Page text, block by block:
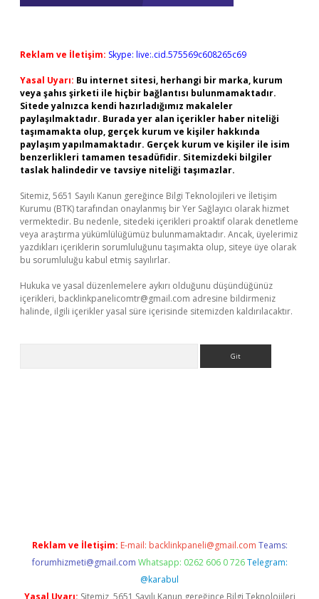
Reklam ve İletişim: Skype: live:.cid.575569c608265c69
Yasal Uyarı: Bu internet sitesi, herhangi bir marka, kurum
veya şahıs şirketi ile hiçbir bağlantısı bulunmamaktadır.
Sitede yalnızca kendi hazırladığımız makaleler
paylaşılmaktadır. Burada yer alan içerikler haber niteliği
taşımamakta olup, gerçek kurum ve kişiler hakkında
paylaşım yapılmamaktadır. Gerçek kurum ve kişiler ile isim
benzerlikleri tamamen tesadüfidir. Sitemizdeki bilgiler
taslak halindedir ve tavsiye niteliği taşımazlar.
Sitemiz, 5651 Sayılı Kanun gereğince Bilgi Teknolojileri ve İletişim
Kurumu (BTK) tarafından onaylanmış bir Yer Sağlayıcı olarak hizmet
vermektedir. Bu nedenle, sitedeki içerikleri proaktif olarak denetleme
veya araştırma yükümlülüğümüz bulunmamaktadır. Ancak, üyelerimiz
yazdıkları içeriklerin sorumluluğunu taşımakta olup, siteye üye olarak
bu sorumluluğu kabul etmiş sayılırlar.
Hukuka ve yasal düzenlemelere aykırı olduğunu düşündüğünüz
içerikleri, backlinkpanelicomtr@gmail.com adresine bildirmeniz
halinde, ilgili içerikler yasal süre içerisinde sitemizden kaldırılacaktır.
Reklam ve İletişim: E-mail: backlinkpaneli@gmail.com Teams:
forumhizmeti@gmail.com Whatsapp: 0262 606 0 726 Telegram:
@karabul
Yasal Uyarı: Sitemiz, 5651 Sayılı Kanun gereğince Bilgi Teknolojileri